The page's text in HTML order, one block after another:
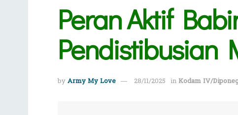
Peran Aktif
Pendistibusian
byArmy My Love 28/11/2025 inKodam IV/